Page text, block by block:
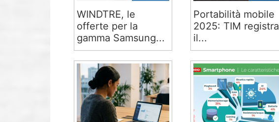
WINDTRE, le
offerte per la
gamma Samsung...
Portabilità mobile
2025: TIM registra
il...